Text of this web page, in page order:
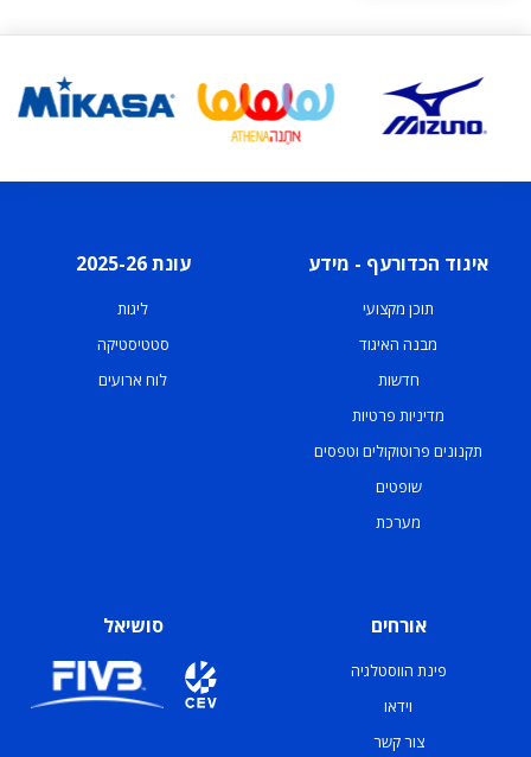
איגוד הכדורעף - מידע
תוכן מקצועי
מבנה האיגוד
חדשות
מדיניות פרטיות
תקנונים פרוטוקולים וטפסים
שופטים
מערכת
עונת 2025-26
ליגות
סטטיסטיקה
לוח ארועים
אורחים
פינת הווסטלגיה
וידאו
צור קשר
סושיאל